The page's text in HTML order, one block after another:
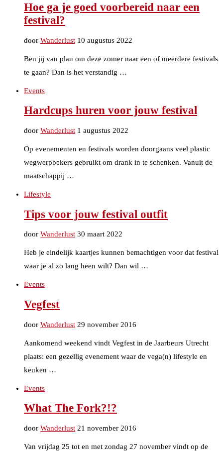
Hoe ga je goed voorbereid naar een
festival?
door Wanderlust 10 augustus 2022
Ben jij van plan om deze zomer naar een of meerdere festivals
te gaan? Dan is het verstandig …
Events
Hardcups huren voor jouw festival
door Wanderlust 1 augustus 2022
Op evenementen en festivals worden doorgaans veel plastic
wegwerpbekers gebruikt om drank in te schenken. Vanuit de
maatschappij …
Lifestyle
Tips voor jouw festival outfit
door Wanderlust 30 maart 2022
Heb je eindelijk kaartjes kunnen bemachtigen voor dat festival
waar je al zo lang heen wilt? Dan wil …
Events
Vegfest
door Wanderlust 29 november 2016
Aankomend weekend vindt Vegfest in de Jaarbeurs Utrecht
plaats: een gezellig evenement waar de vega(n) lifestyle en
keuken …
Events
What The Fork?!?
door Wanderlust 21 november 2016
Van vrijdag 25 tot en met zondag 27 november vindt op de